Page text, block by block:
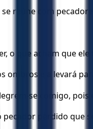
reúne com
o que acham que
ombros e a levará
se comigo, pois
perdido que